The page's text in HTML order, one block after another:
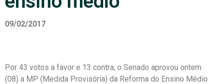
09/02/2017
Por 43 votos a favor e 13 contra, o Senado aprovou ontem
(08) a MP (Medida Provisória) da Reforma do Ensino Médio